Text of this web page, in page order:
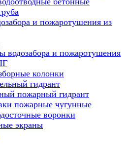
и пожаротушения из
водозабора и пожаротушения
колонки
гидрант
пожарный гидрант
пожарные чугунные
воронки
экраны